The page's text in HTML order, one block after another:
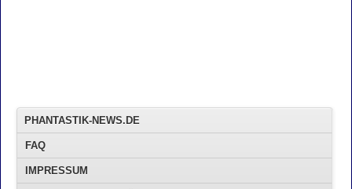
PHANTASTIK-NEWS.DE
FAQ
IMPRESSUM